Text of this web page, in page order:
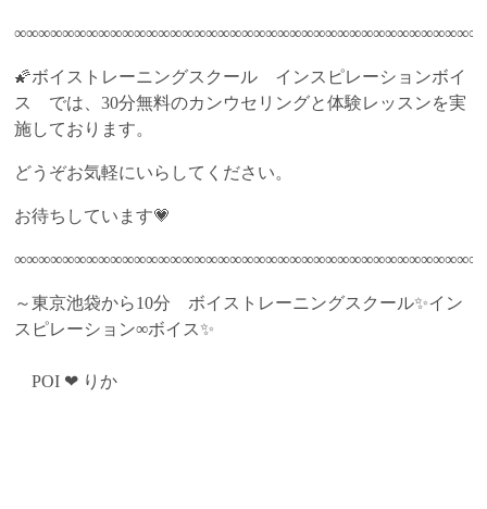
∞∞∞∞∞∞∞∞∞∞∞∞∞∞∞∞∞∞∞∞∞∞∞∞∞∞∞∞∞∞∞∞∞∞∞∞∞∞∞
🌠ボイストレーニングスクール インスピレーションボイ
ス では、30分無料のカンウセリングと体験レッスンを実
施しております。
どうぞお気軽にいらしてください。
お待ちしています💗
～東京池袋から10分 ボイストレーニングスクール✨イン
スピレーション∞ボイス✨
POI ❤ りか